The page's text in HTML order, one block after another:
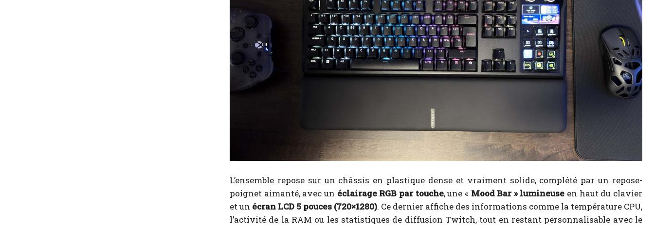
L’ensemble repose sur un châssis en plastique dense et vraiment solide, complété par un repose-
poignet aimanté, avec un éclairage RGB par touche, une « Mood Bar » lumineuse en haut du clavier
et un écran LCD 5 pouces (720×1280). Ce dernier affiche des informations comme la température CPU,
l’activité de la RAM ou les statistiques de diffusion Twitch, tout en restant personnalisable avec le